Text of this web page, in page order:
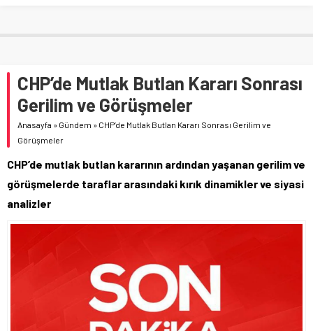
CHP’de Mutlak Butlan Kararı Sonrası
Gerilim ve Görüşmeler
Anasayfa » Gündem » CHP’de Mutlak Butlan Kararı Sonrası Gerilim ve
Görüşmeler
CHP’de mutlak butlan kararının ardından yaşanan gerilim ve
görüşmelerde taraflar arasındaki kırık dinamikler ve siyasi
analizler